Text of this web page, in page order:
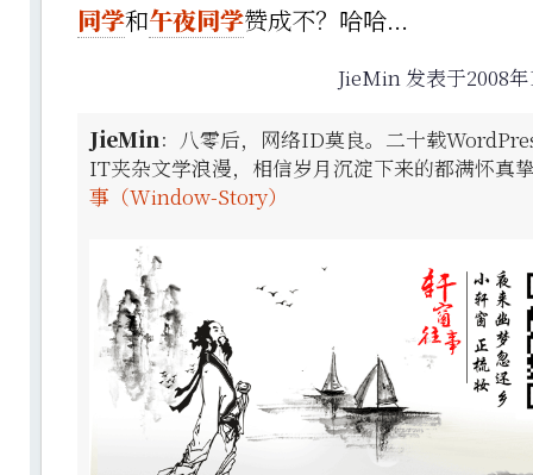
同学和午夜同学赞成不？哈哈...
JieMin 发表于2008
JieMin：八零后，网络ID莫良。二十载
IT夹杂文学浪漫，相信岁月沉淀下来的都满怀真
事（Window-Story）